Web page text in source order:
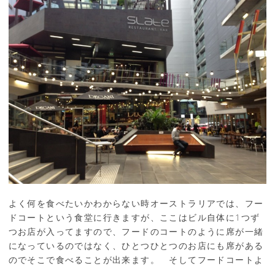
よく何を食べたいかわからない時オーストラリアでは、フー
ドコートという食堂に行きますが、ここはビル自体に1つず
つお店が入ってますので、フードのコートのように席が一緒
になっているのではなく、ひとつひとつのお店にも席がある
のでそこで食べることが出来ます。 そしてフードコートよ